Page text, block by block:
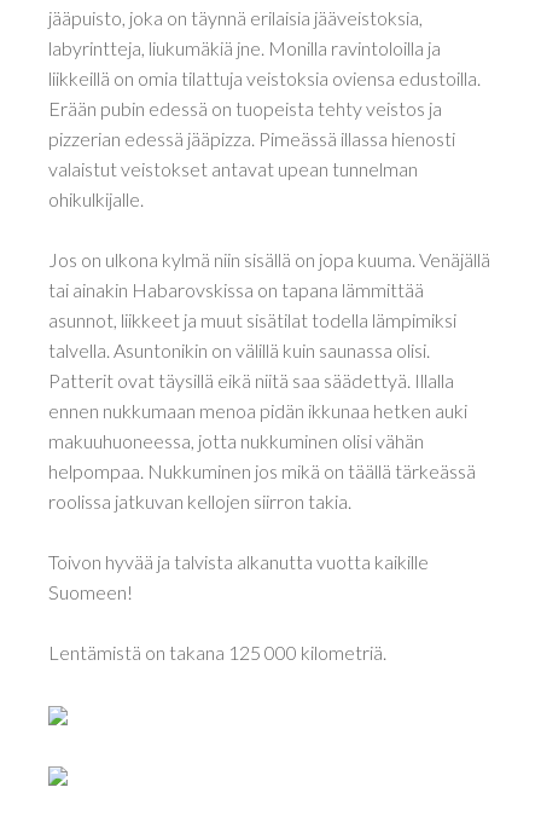
jääpuisto, joka on täynnä erilaisia jääveistoksia,
labyrintteja, liukumäkiä jne. Monilla ravintoloilla ja
liikkeillä on omia tilattuja veistoksia oviensa edustoilla.
Erään pubin edessä on tuopeista tehty veistos ja
pizzerian edessä jääpizza. Pimeässä illassa hienosti
valaistut veistokset antavat upean tunnelman
ohikulkijalle.
Jos on ulkona kylmä niin sisällä on jopa kuuma. Venäjällä
tai ainakin Habarovskissa on tapana lämmittää
asunnot, liikkeet ja muut sisätilat todella lämpimiksi
talvella. Asuntonikin on välillä kuin saunassa olisi.
Patterit ovat täysillä eikä niitä saa säädettyä. Illalla
ennen nukkumaan menoa pidän ikkunaa hetken auki
makuuhuoneessa, jotta nukkuminen olisi vähän
helpompaa. Nukkuminen jos mikä on täällä tärkeässä
roolissa jatkuvan kellojen siirron takia.
Toivon hyvää ja talvista alkanutta vuotta kaikille
Suomeen!
Lentämistä on takana 125 000 kilometriä.